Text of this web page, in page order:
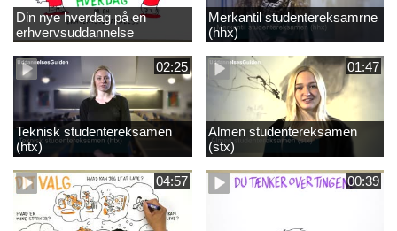
Din nye hverdag på en
erhvervsuddannelse
Merkantil studentereksamrne
(hhx)
02:25
Teknisk studentereksamen
(htx)
01:47
Almen studentereksamen
(stx)
04:57 00:39